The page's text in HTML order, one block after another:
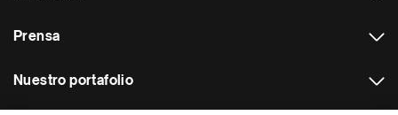
Prensa
Nuestro portafolio